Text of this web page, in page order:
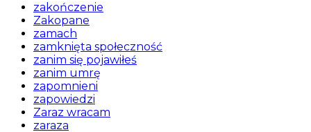
zakończenie
Zakopane
zamach
zamknięta społeczność
zanim się pojawiłeś
zanim umrę
zapomnieni
zapowiedzi
Zaraz wracam
zaraza